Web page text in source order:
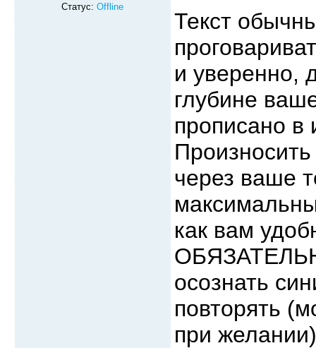
Статус:Offline
Текст
и уверенно,
глубине
прописано в
через ваше
как вам
осознать
повторять
при